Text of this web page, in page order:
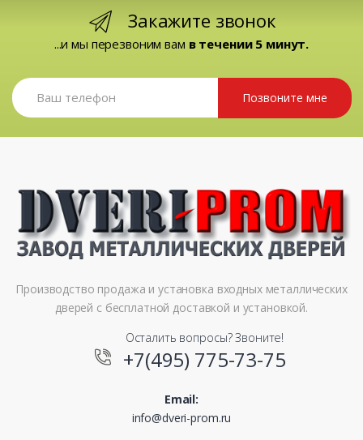
Закажите звонок
...и мы перезвоним вам в течении 5 минут.
Позвоните мне
Производство продажа и установка входных металлических
дверей с бесплатной доставкой и установкой.
Осталить вопросы? Звоните!
+7(495) 775-73-75
Email:
info@dveri-prom.ru